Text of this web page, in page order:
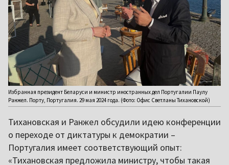
Избранная президент Беларуси и министр иностранных дел Португалии Паулу
Ранжел. Порту, Португалия. 29 мая 2024 года. (Фото: Офис Светланы Тихановской)
Тихановская и Ранжел обсудили идею конференции
о переходе от диктатуры к демократии –
Португалия имеет соответствующий опыт:
«Тихановская предложила министру, чтобы такая